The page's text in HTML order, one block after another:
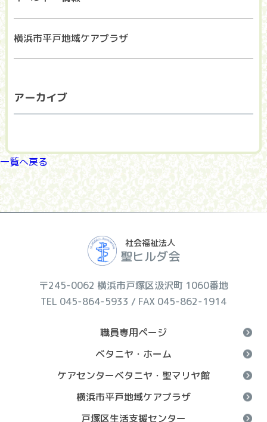
横浜市平戸地域ケアプラザ
アーカイブ
一覧へ戻る
社会福祉法人
聖ヒルダ会
〒245-0062 横浜市戸塚区汲沢町 1060番地
TEL 045-864-5933 / FAX 045-862-1914
職員専用ページ
ベタニヤ・ホーム
ケアセンターベタニヤ・聖マリヤ館
横浜市平戸地域ケアプラザ
戸塚区生活支援センター